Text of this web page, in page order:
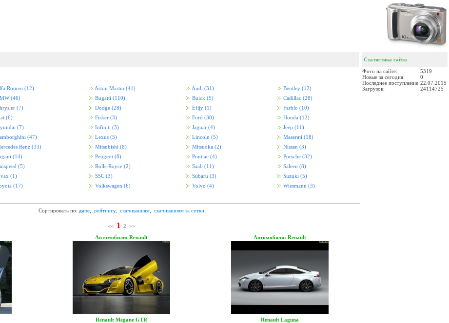
Romeo (12) Aston Martin (41) Audi (31) Bentley (12)
(46) Bugatti (110) Buick (5) Cadillac (28)
(7) Dodge (28) Efijy (1) Farbio (10)
(6) Fisker (3) Ford (30) Honda (12)
(7) Infiniti (3) Jaguar (4) Jeep (11)
(47) Lexus (5) Lincoln (5) Maserati (18)
Benz (33) Mitsubishi (8) Mitsuoka (2) Nissan (3)
(14) Peugeot (8) Pontiac (4) Porsche (32)
(5) Rolls-Royce (2) Saab (11) Saleen (8)
(1) SSC (3) Subaru (3) Suzuki (5)
(17) Volkswagen (6) Volvo (4) Wiesmann (3)
Сортировать по: дате рейтингу, скачиваниям скачиваниям за сутки
<< 1 2 >>
Автомобили: Renault
Renault Megane GTR
Автомобили: Renault
Renault Laguna
Статистика сайта
Фото на сайте:
5319
Новые за сегодня:
0
Последнее поступление:22.07.2015
Загрузок:
24114725